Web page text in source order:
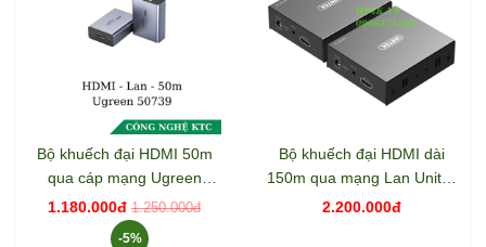
Bộ khuếch đại HDMI 50m
qua cáp mạng Ugreen
50739
1.180.000đ 1.250.000đ
-5%
Bộ khuếch đại HDMI dài
150m qua mạng Lan Unitek
V101A
2.200.000đ